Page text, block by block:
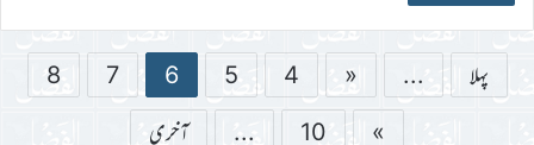
پہلا ...
«
4
5
6
7
8
»
10
... آخری